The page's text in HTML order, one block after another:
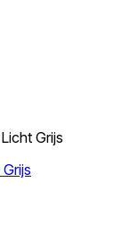
Grijs
hoe
te
websites te